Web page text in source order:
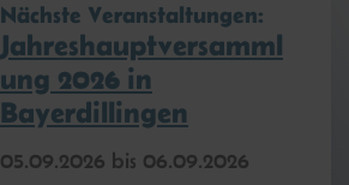
Nächste Veranstaltungen:
Jahreshauptversamml
ung 2026 in
Bayerdillingen
05.​09.​2026 bis 06.​09.​2026